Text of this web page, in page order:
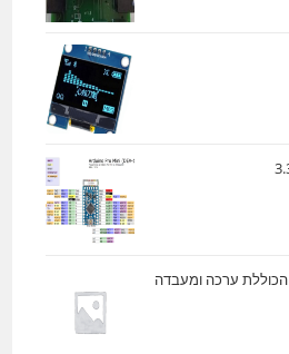
קורס ארדואינו – ROXER L1 הכוללת ערכה ומעבדה